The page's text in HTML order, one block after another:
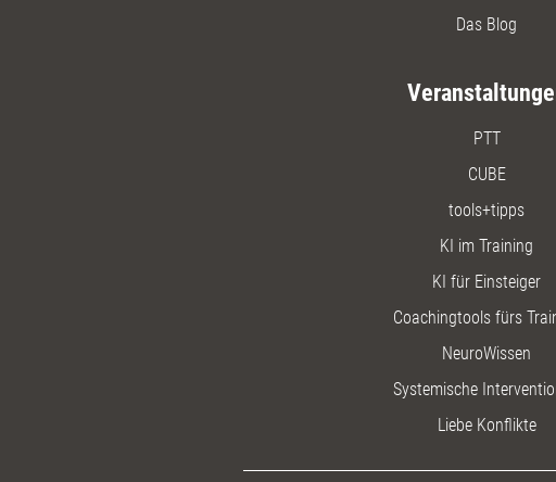
Das Blog
PTT
CUBE
tools+tipps
KI im Training
KI für Einsteiger
Coachingtools fürs
NeuroWissen
Systemische
Liebe Konflikte